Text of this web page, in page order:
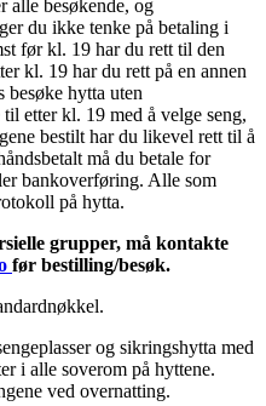
alle besøkende, og
du ikke tenke på betaling i
før kl. 19 har du rett til den
kl. 19 har du rett på en annen
besøke hytta uten
etter kl. 19 med å velge seng,
bestilt har du likevel rett til å
må du betale for
bankoverføring. Alle som
på hytta.
grupper, må kontakte
før bestilling/besøk.
og sikringshytta med
i alle soverom på hyttene.
ved overnatting.